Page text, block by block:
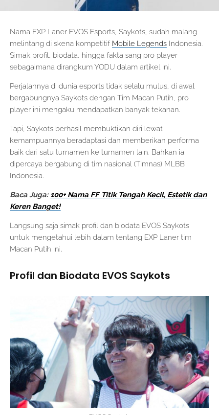
Nama EXP Laner EVOS Esports, Saykots, sudah malang
melintang di skena kompetitif Mobile Legends Indonesia.
Simak profil, biodata, hingga fakta sang pro player
sebagaimana dirangkum YODU dalam artikel ini.
Perjalannya di dunia esports tidak selalu mulus, di awal
bergabungnya Saykots dengan Tim Macan Putih, pro
player ini mengaku mendapatkan banyak tekanan.
Tapi, Saykots berhasil membuktikan diri lewat
kemampuannya beradaptasi dan memberikan performa
baik dari satu turnamen ke turnamen lain. Bahkan ia
dipercaya bergabung di tim nasional (Timnas) MLBB
Indonesia.
Baca Juga: 100+ Nama FF Titik Tengah Kecil, Estetik dan
Keren Banget!
Langsung saja simak profil dan biodata EVOS Saykots
untuk mengetahui lebih dalam tentang EXP Laner tim
Macan Putih ini.
Profil dan Biodata EVOS Saykots